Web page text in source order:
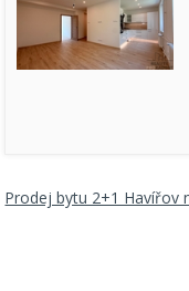
Prodej bytu 2+1 Havířov